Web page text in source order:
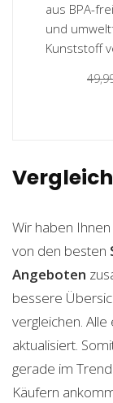
aus BPA-
und
Kunststoff
Wir haben
von den besten
Angeboten
bessere
vergleichen.
aktualisiert.
gerade im
Käufern